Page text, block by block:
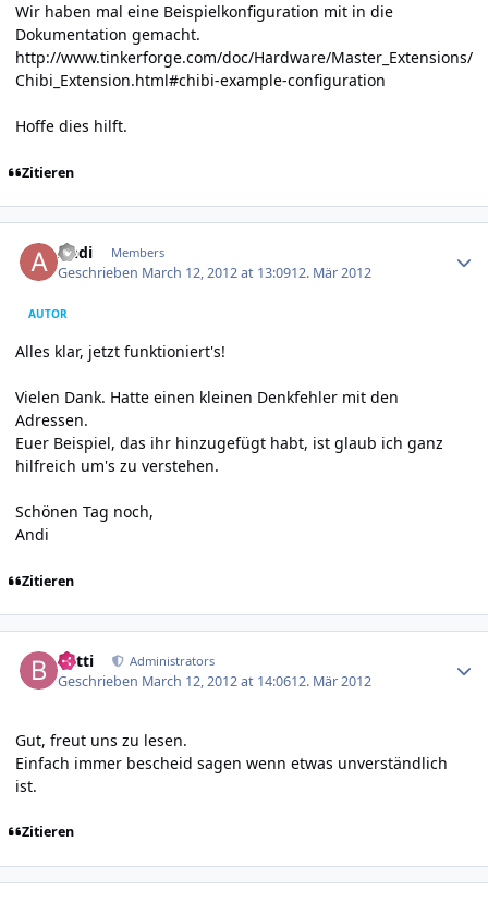
Wir haben mal eine Beispielkonfiguration mit in die
Dokumentation gemacht.
http://www.tinkerforge.com/doc/Hardware/Master_Extensions/
Chibi_Extension.html#chibi-example-configuration
Hoffe dies hilft.
Zitieren
Andi Members
Geschrieben March 12, 2012 at 13:0912. Mär 2012
AUTOR
Alles klar, jetzt funktioniert's!
Vielen Dank. Hatte einen kleinen Denkfehler mit den
Adressen.
Euer Beispiel, das ihr hinzugefügt habt, ist glaub ich ganz
hilfreich um's zu verstehen.
Schönen Tag noch,
Andi
Zitieren
batti Administrators
Geschrieben March 12, 2012 at 14:0612. Mär 2012
Gut, freut uns zu lesen.
Einfach immer bescheid sagen wenn etwas unverständlich
ist.
Zitieren